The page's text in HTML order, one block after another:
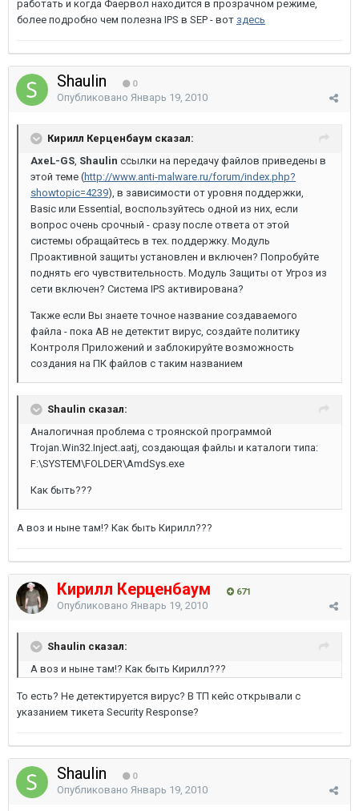
работать и когда Фаервол находится в прозрачном режиме,
более подробно чем полезна IPS в SEP - вот здесь
Shaulin 0
Опубликовано Январь 19, 2010
Кирилл Керценбаум сказал:
AxeL-GS, Shaulin ссылки на передачу файлов приведены в
этой теме (http://www.anti-malware.ru/forum/index.php?
showtopic=4239), в зависимости от уровня поддержки,
Basic или Essential, воспользуйтесь одной из них, если
вопрос очень срочный - сразу после ответа от этой
системы обращайтесь в тех. поддержку. Модуль
Проактивной защиты установлен и включен? Попробуйте
поднять его чувствительность. Модуль Защиты от Угроз из
сети включен? Система IPS активирована?
Также если Вы знаете точное название создаваемого
файла - пока АВ не детектит вирус, создайте политику
Контроля Приложений и заблокируйте возможность
создания на ПК файлов с таким названием
Shaulin сказал:
Аналогичная проблема с троянской программой
Trojan.Win32.Inject.aatj, создающая файлы и каталоги типа:
F:\SYSTEM\FOLDER\AmdSys.exe
Как быть???
А воз и ныне там!? Как быть Кирилл???
Кирилл Керценбаум 671
Опубликовано Январь 19, 2010
Shaulin сказал:
А воз и ныне там!? Как быть Кирилл???
То есть? Не детектируется вирус? В ТП кейс открывали с
указанием тикета Security Response?
Shaulin 0
Опубликовано Январь 19, 2010